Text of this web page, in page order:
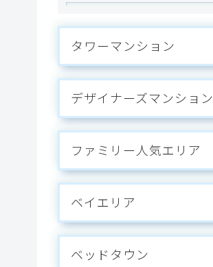
タワーマンション
デザイナーズマンション
ファミリー人気エリア
ベイエリア
ベッドタウン